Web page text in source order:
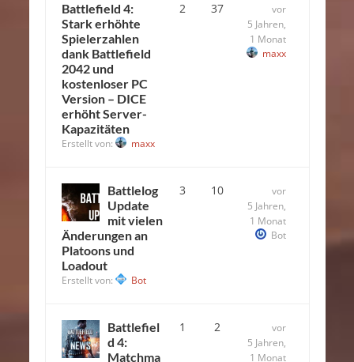
Battlefield 4:
Stark erhöhte
Spielerzahlen
dank Battlefield
2042 und
kostenloser PC
Version – DICE
erhöht Server-
Kapazitäten
Erstellt von: maxx
2 37
vor
5 Jahren,
1 Monat
maxx
Battlelog
Update
mit vielen
Änderungen an
Platoons und
Loadout
Erstellt von: Bot
3 10
vor
5 Jahren,
1 Monat
Bot
Battlefiel
d 4:
Matchma
1 2
vor
5 Jahren,
1 Monat